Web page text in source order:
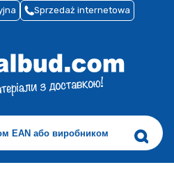
Sprzedaż internetowa